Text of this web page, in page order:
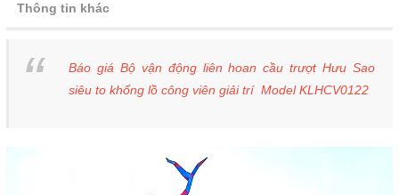
Thông tin khác
Báo giá Bộ vận động liên hoan cầu trượt Hưu Sao
siêu to khổng lồ công viên giải trí Model KLHCV0122